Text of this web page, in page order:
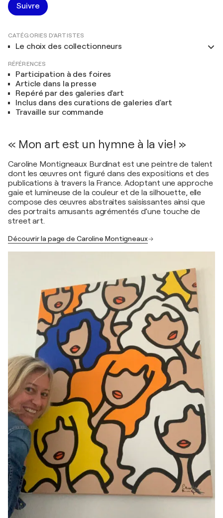
Suivre
CATÉGORIES D'ARTISTES
Le choix des collectionneurs
RÉFÉRENCES
Participation à des foires
Article dans la presse
Repéré par des galeries d'art
Inclus dans des curations de galeries d'art
Travaille sur commande
« Mon art est un hymne à la vie! »
Caroline Montigneaux Burdinat est une peintre de talent
dont les œuvres ont figuré dans des expositions et des
publications à travers la France. Adoptant une approche
gaie et lumineuse de la couleur et de la silhouette, elle
compose des œuvres abstraites saisissantes ainsi que
des portraits amusants agrémentés d’une touche de
street art.
Découvrir la page de Caroline Montigneaux